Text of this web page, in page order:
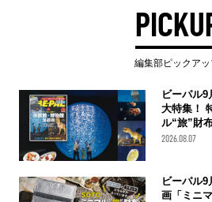
編集部ピックア
ビーパル9
大特集！
ル“旅”財
2026.08.07
ビーパル
画「ミニ